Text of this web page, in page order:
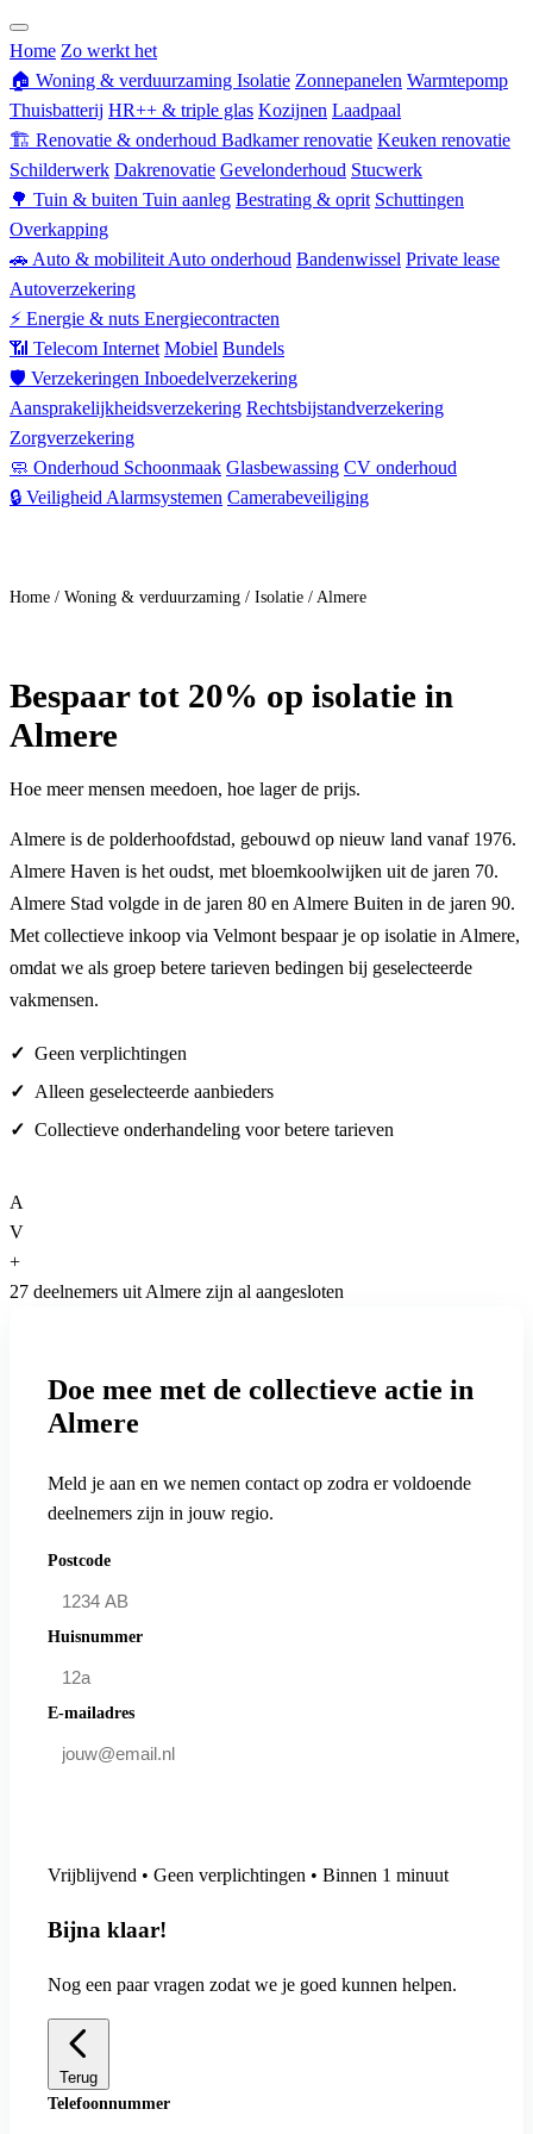
Home Zo werkt het
🏠 Woning & verduurzaming Isolatie Zonnepanelen Warmtepomp
Thuisbatterij HR++ & triple glas Kozijnen Laadpaal
🏗 Renovatie & onderhoud Badkamer renovatie Keuken renovatie
Schilderwerk Dakrenovatie Gevelonderhoud Stucwerk
🌳 Tuin & buiten Tuin aanleg Bestrating & oprit Schuttingen
Overkapping
🚗 Auto & mobiliteit Auto onderhoud Bandenwissel Private lease
Autoverzekering
⚡ Energie & nuts Energiecontracten
📶 Telecom Internet Mobiel Bundels
🛡 Verzekeringen Inboedelverzekering
Aansprakelijkheidsverzekering Rechtsbijstandverzekering
Zorgverzekering
🧼 Onderhoud Schoonmaak Glasbewassing CV onderhoud
🔒 Veiligheid Alarmsystemen Camerabeveiliging
Home / Woning & verduurzaming / Isolatie / Almere
Bespaartot 20% op isolatie in
Almere
Hoe meer mensen meedoen, hoe lager de prijs.
Almere is de polderhoofdstad, gebouwd op nieuw land vanaf 1976.
Almere Haven is het oudst, met bloemkoolwijken uit de jaren 70.
Almere Stad volgde in de jaren 80 en Almere Buiten in de jaren 90.
Met collectieve inkoop via Velmont bespaar je op isolatie in Almere,
omdat we als groep betere tarieven bedingen bij geselecteerde
vakmensen.
Geen verplichtingen
Alleen geselecteerde aanbieders
Collectieve onderhandeling voor betere tarieven
A
V
+
27 deelnemers uit Almere zijn al aangesloten
Doe mee met de collectieve actie in
Almere
Meld je aan en we nemen contact op zodra er voldoende
deelnemers zijn in jouw regio.
Postcode
Huisnummer
E-mailadres
Vrijblijvend • Geen verplichtingen • Binnen 1 minuut
Bijna klaar!
Nog een paar vragen zodat we je goed kunnen helpen.
Terug
Telefoonnummer